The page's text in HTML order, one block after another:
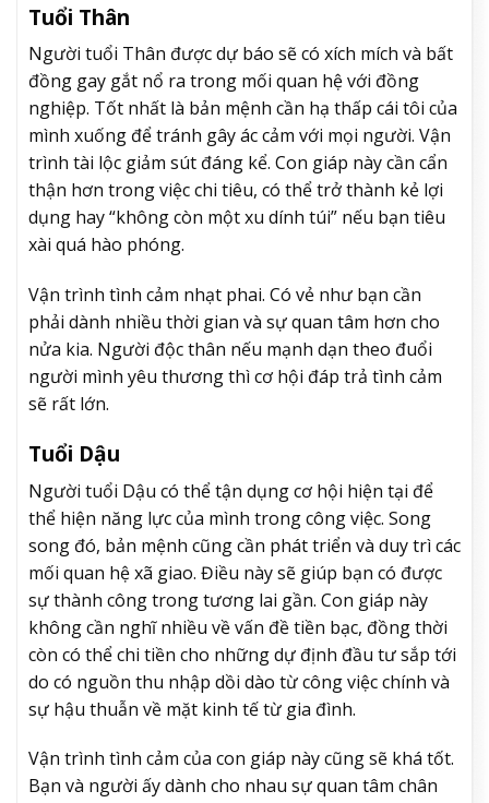
Tuổi Thân
Người tuổi Thân được dự báo sẽ có xích mích và bất
đồng gay gắt nổ ra trong mối quan hệ với đồng
nghiệp. Tốt nhất là bản mệnh cần hạ thấp cái tôi của
mình xuống để tránh gây ác cảm với mọi người. Vận
trình tài lộc giảm sút đáng kể. Con giáp này cần cẩn
thận hơn trong việc chi tiêu, có thể trở thành kẻ lợi
dụng hay “không còn một xu dính túi” nếu bạn tiêu
xài quá hào phóng.
Vận trình tình cảm nhạt phai. Có vẻ như bạn cần
phải dành nhiều thời gian và sự quan tâm hơn cho
nửa kia. Người độc thân nếu mạnh dạn theo đuổi
người mình yêu thương thì cơ hội đáp trả tình cảm
sẽ rất lớn.
Tuổi Dậu
Người tuổi Dậu có thể tận dụng cơ hội hiện tại để
thể hiện năng lực của mình trong công việc. Song
song đó, bản mệnh cũng cần phát triển và duy trì các
mối quan hệ xã giao. Điều này sẽ giúp bạn có được
sự thành công trong tương lai gần. Con giáp này
không cần nghĩ nhiều về vấn đề tiền bạc, đồng thời
còn có thể chi tiền cho những dự định đầu tư sắp tới
do có nguồn thu nhập dồi dào từ công việc chính và
sự hậu thuẫn về mặt kinh tế từ gia đình.
Vận trình tình cảm của con giáp này cũng sẽ khá tốt.
Bạn và người ấy dành cho nhau sự quan tâm chân